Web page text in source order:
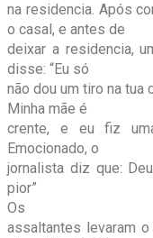
na residencia. Após
o casal, e antes de
deixar a residencia,
disse: “Eu só
não dou um tiro na tua
Minha mãe é
crente, e eu fiz
Emocionado, o
jornalista diz que:
pior”
Os
assaltantes levaram